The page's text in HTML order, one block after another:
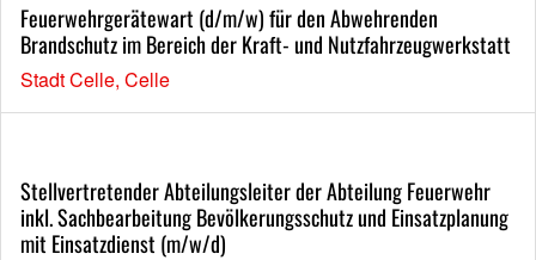
Feuerwehrgerätewart (d/m/w) für den Abwehrenden
Brandschutz im Bereich der Kraft- und Nutzfahrzeugwerkstatt
Stadt Celle, Celle
Stellvertretender Abteilungsleiter der Abteilung Feuerwehr
inkl. Sachbearbeitung Bevölkerungsschutz und Einsatzplanung
mit Einsatzdienst (m/w/d)